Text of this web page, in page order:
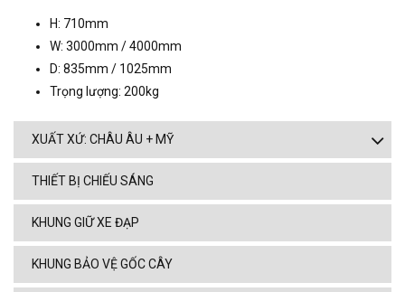
H: 710mm
W: 3000mm / 4000mm
D: 835mm / 1025mm
Trọng lượng: 200kg
XUẤT XỨ: CHÂU ÂU + MỸ
THIẾT BỊ CHIẾU SÁNG
KHUNG GIỮ XE ĐẠP
KHUNG BẢO VỆ GỐC CÂY